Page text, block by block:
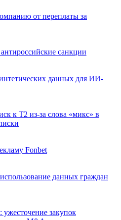
от переплаты за
санкции
данных для ИИ-
к Т2 из-за слова «микс» в
Fonbet
данных граждан
ужесточение закупок